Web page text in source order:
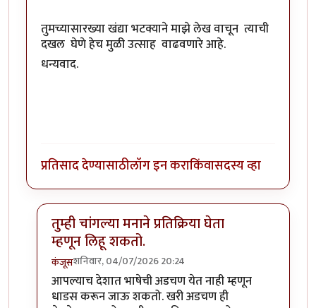
तुमच्यासारख्या खंद्या भटक्याने माझे लेख वाचून त्याची
दखल घेणे हेच मुळी उत्साह वाढवणारे आहे.
धन्यवाद.
प्रतिसाद देण्यासाठीलॉग इन कराकिंवासदस्य व्हा
तुम्ही चांगल्या मनाने प्रतिक्रिया घेता
म्हणून लिहू शकतो.
कंजूसशनिवार, 04/07/2026 20:24
In reply toआयोजीत सहलीत का स्वतंत्रपणे वादाचा मुद्दा
आपल्याच देशात भाषेची अडचण येत नाही म्हणून
धाडस करून जाऊ शकतो. खरी अडचण ही